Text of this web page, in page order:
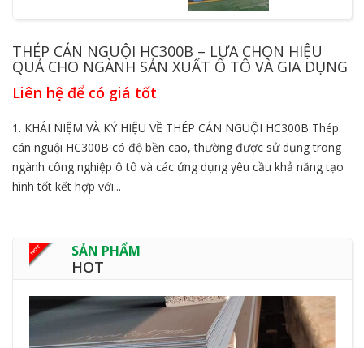
THÉP CÁN NGUỘI HC300B – LỰA CHỌN HIỆU
QUẢ CHO NGÀNH SẢN XUẤT Ô TÔ VÀ GIA DỤNG
Liên hệ để có giá tốt
1. KHÁI NIỆM VÀ KÝ HIỆU VỀ THÉP CÁN NGUỘI HC300B Thép
cán nguội HC300B có độ bền cao, thường được sử dụng trong
ngành công nghiệp ô tô và các ứng dụng yêu cầu khả năng tạo
hình tốt kết hợp với...
SẢN PHẨM
HOT